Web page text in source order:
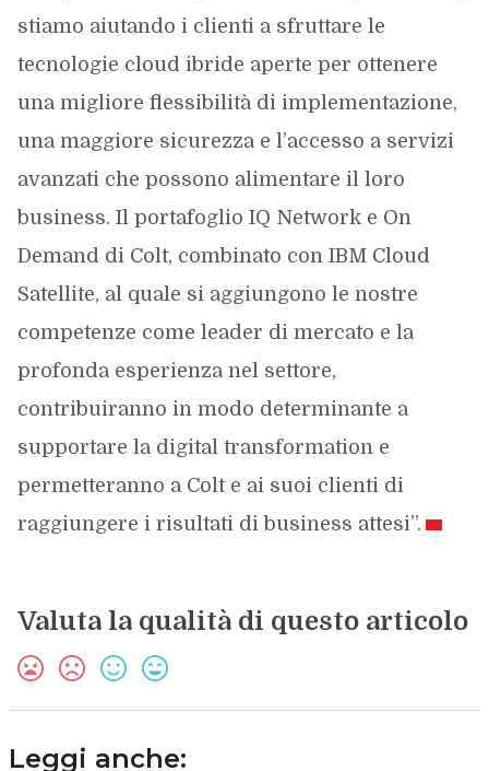
stiamo aiutando i clienti a sfruttare le
tecnologie cloud ibride aperte per ottenere
una migliore flessibilità di implementazione,
una maggiore sicurezza e l’accesso a servizi
avanzati che possono alimentare il loro
business. Il portafoglio IQ Network e On
Demand di Colt, combinato con IBM Cloud
Satellite, al quale si aggiungono le nostre
competenze come leader di mercato e la
profonda esperienza nel settore,
contribuiranno in modo determinante a
supportare la digital transformation e
permetteranno a Colt e ai suoi clienti di
raggiungere i risultati di business attesi”.
Valuta la qualità di questo articolo
Leggi anche: